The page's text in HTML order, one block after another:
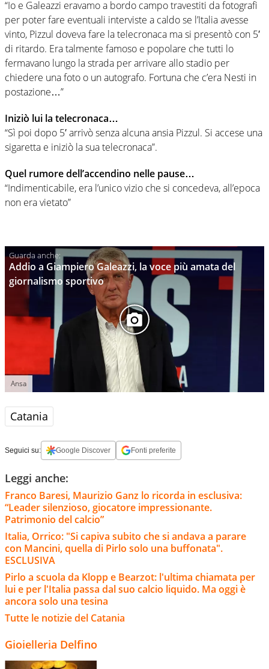
“Io e Galeazzi eravamo a bordo campo travestiti da fotografi
per poter fare eventuali interviste a caldo se l’Italia avesse
vinto, Pizzul doveva fare la telecronaca ma si presentò con 5′
di ritardo. Era talmente famoso e popolare che tutti lo
fermavano lungo la strada per arrivare allo stadio per
chiedere una foto o un autografo. Fortuna che c’era Nesti in
postazione…”
Iniziò lui la telecronaca…
“Sì poi dopo 5′ arrivò senza alcuna ansia Pizzul. Si accese una
sigaretta e iniziò la sua telecronaca”.
Quel rumore dell’accendino nelle pause…
“Indimenticabile, era l’unico vizio che si concedeva, all’epoca
non era vietato”
Addio a Giampiero Galeazzi, la voce più amata del
giornalismo sportivo
Ansa
Catania
Seguici su: Google Discover Fonti preferite
Leggi anche:
Franco Baresi, Maurizio Ganz lo ricorda in esclusiva:
“Leader silenzioso, giocatore impressionante.
Patrimonio del calcio”
Italia, Orrico: "Si capiva subito che si andava a parare
con Mancini, quella di Pirlo solo una buffonata".
ESCLUSIVA
Pirlo a scuola da Klopp e Bearzot: l'ultima chiamata per
lui e per l'Italia passa dal suo calcio liquido. Ma oggi è
ancora solo una tesina
Tutte le notizie del Catania
Gioielleria Delfino